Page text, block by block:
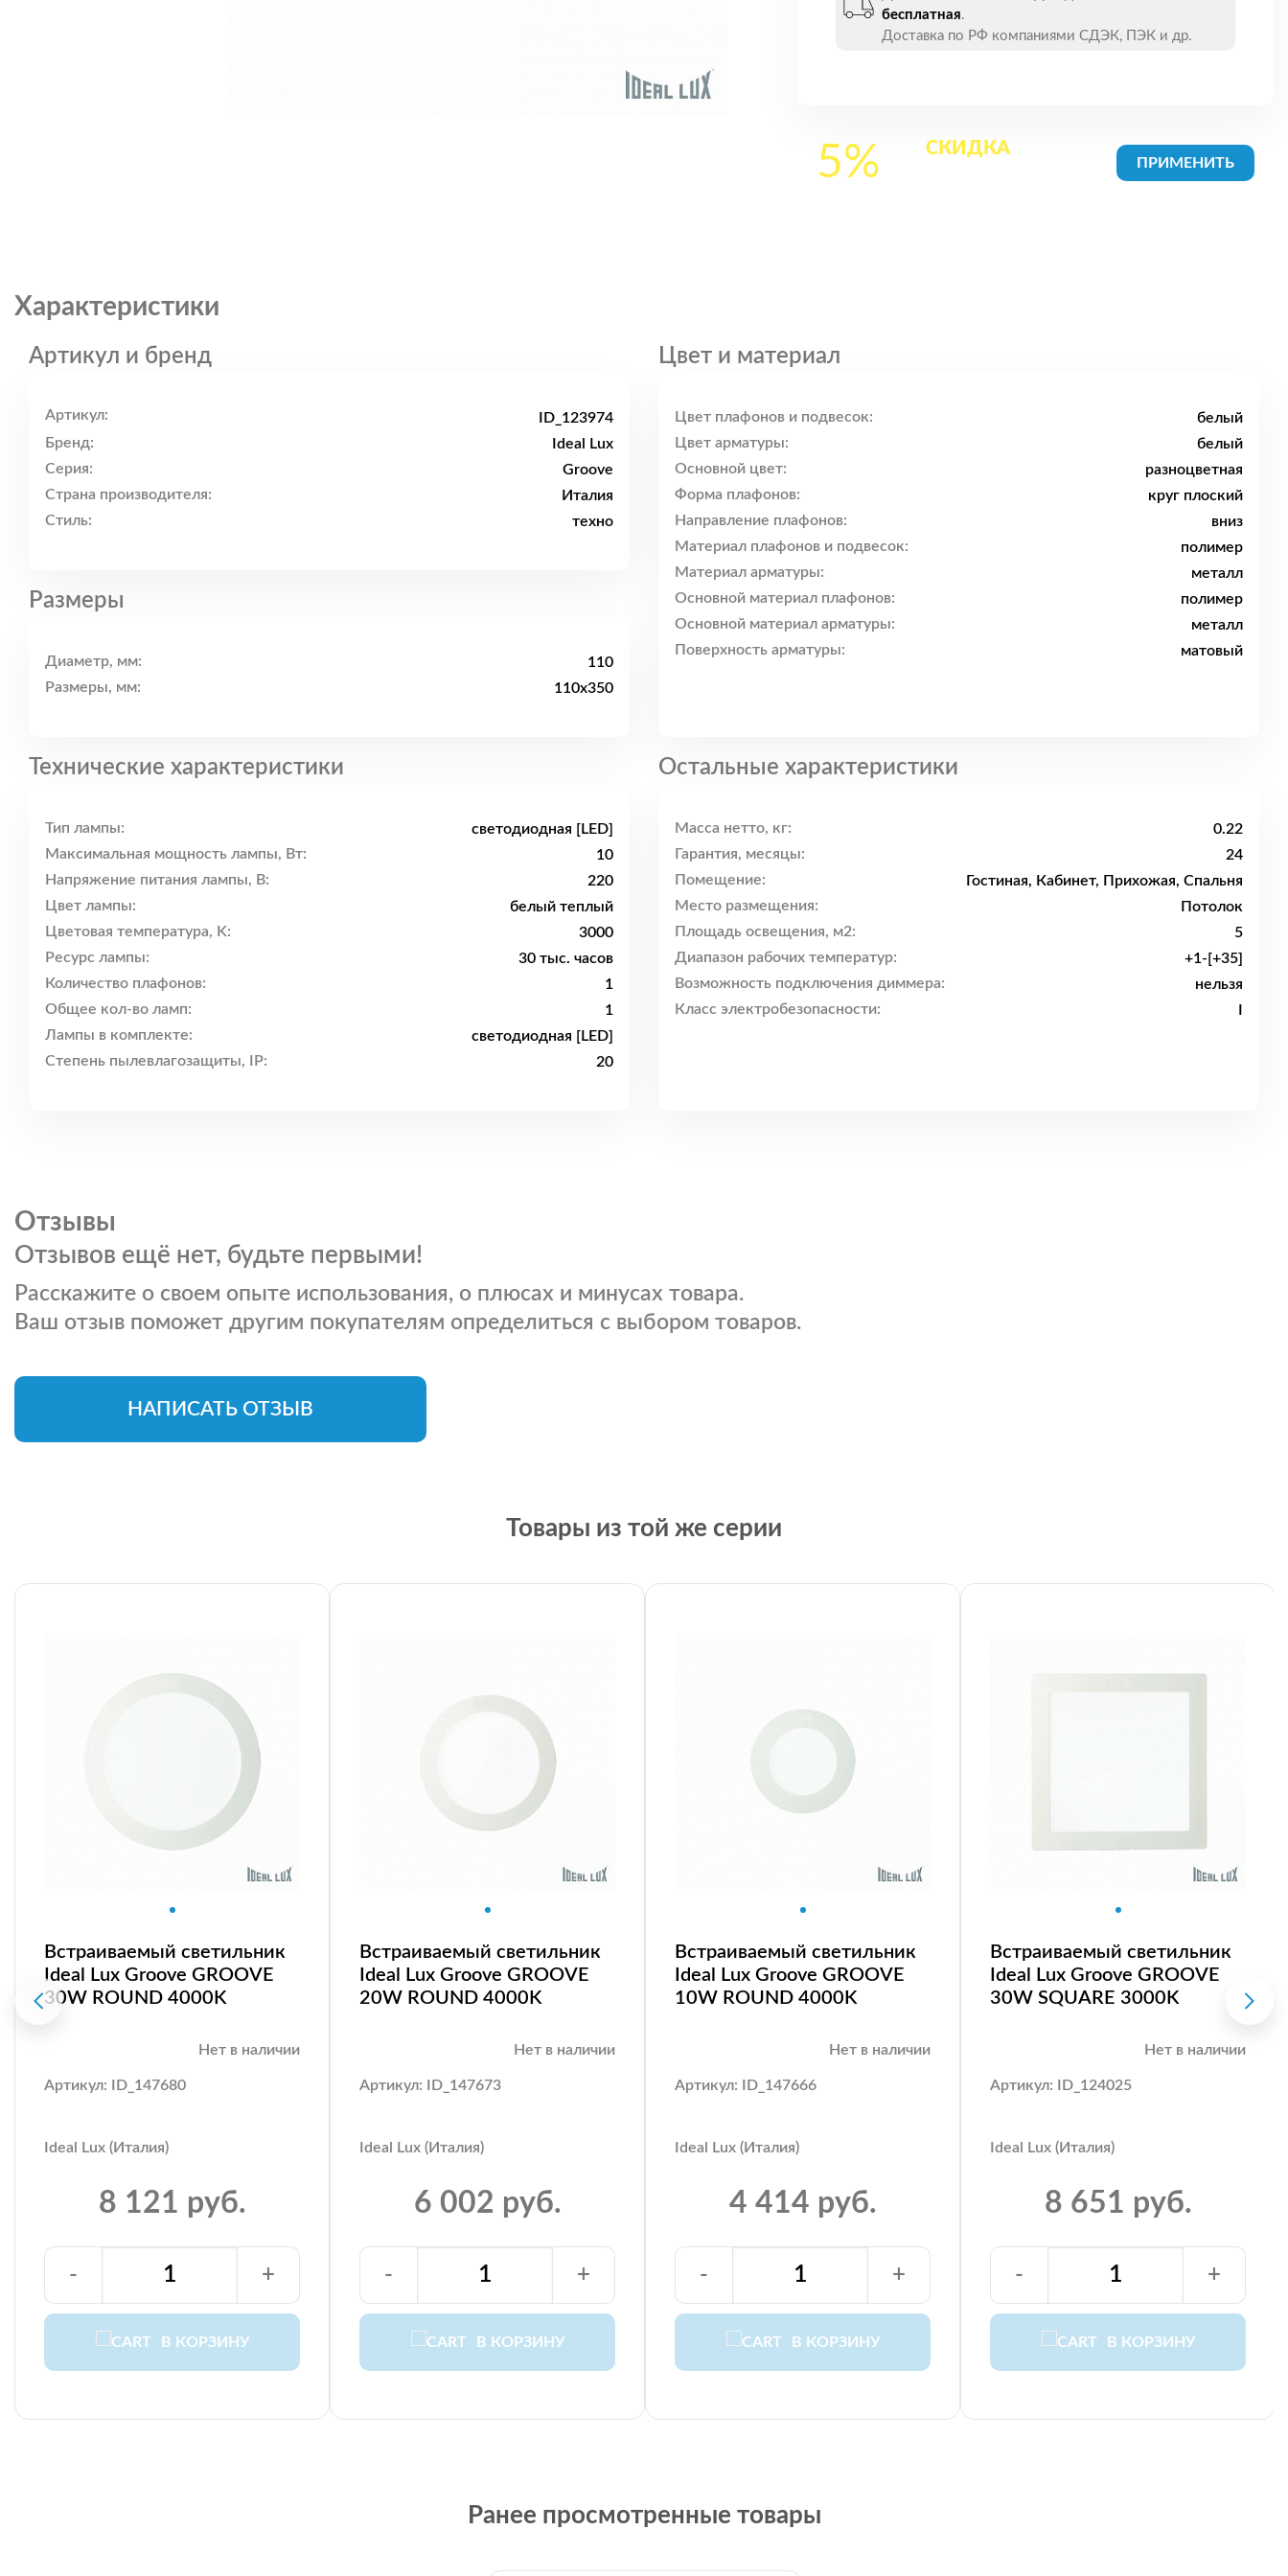
бесплатная.
Доставка по РФ компаниями СДЭК, ПЭК и др.
5% СКИДКА
Характеристики
Артикул и бренд
Артикул:
ID_123974
Бренд:
Ideal Lux
Серия:
Groove
Страна производителя:
Италия
Стиль:
техно
Размеры
Диаметр, мм:
110
Размеры, мм:
110x350
Цвет и материал
Цвет плафонов и подвесок:
белый
Цвет арматуры:
белый
Основной цвет:
разноцветная
Форма плафонов:
круг плоский
Направление плафонов:
вниз
Материал плафонов и подвесок:
полимер
Материал арматуры:
металл
Основной материал плафонов:
полимер
Основной материал арматуры:
металл
Поверхность арматуры:
матовый
Технические характеристики
Тип лампы:
светодиодная [LED]
Максимальная мощность лампы, Вт:
10
Напряжение питания лампы, В:
220
Цвет лампы:
белый теплый
Цветовая температура, K:
3000
Ресурс лампы:
30 тыс. часов
Количество плафонов:
1
Общее кол-во ламп:
1
Лампы в комплекте:
светодиодная [LED]
Степень пылевлагозащиты, IP:
20
Остальные характеристики
Масса нетто, кг:
0.22
Гарантия, месяцы:
24
Помещение:
Гостиная, Кабинет, Прихожая, Спальня
Место размещения:
Потолок
Площадь освещения, м2:
5
Диапазон рабочих температур:
+1-[+35]
Возможность подключения диммера:
нельзя
Класс электробезопасности:
I
Отзывы
Отзывов ещё нет, будьте первыми!
Расскажите о своем опыте использования, о плюсах и минусах товара.
Ваш отзыв поможет другим покупателям определиться с выбором товаров.
НАПИСАТЬ ОТЗЫВ
Товары из той же серии
Встраиваемый светильник
Ideal Lux Groove GROOVE
30W ROUND 4000K
Нет в наличии
Артикул: ID_147680
Ideal Lux (Италия)
8 121 руб.
В КОРЗИНУ
- +
Встраиваемый светильник
Ideal Lux Groove GROOVE
20W ROUND 4000K
Нет в наличии
Артикул: ID_147673
Ideal Lux (Италия)
6 002 руб.
В КОРЗИНУ
- +
Встраиваемый светильник
Ideal Lux Groove GROOVE
10W ROUND 4000K
Нет в наличии
Артикул: ID_147666
Ideal Lux (Италия)
4 414 руб.
В КОРЗИНУ
- +
Встраиваемый светильник
Ideal Lux Groove GROOVE
30W SQUARE 3000K
Нет в наличии
Артикул: ID_124025
Ideal Lux (Италия)
8 651 руб.
В КОРЗИНУ
- +
Ранее просмотренные товары